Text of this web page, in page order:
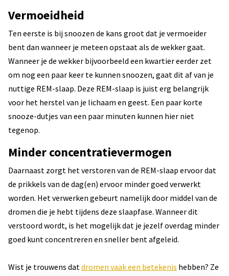
Vermoeidheid
Ten eerste is bij snoozen de kans groot dat je vermoeider
bent dan wanneer je meteen opstaat als de wekker gaat.
Wanneer je de wekker bijvoorbeeld een kwartier eerder zet
om nog een paar keer te kunnen snoozen, gaat dit af van je
nuttige REM-slaap. Deze REM-slaap is juist erg belangrijk
voor het herstel van je lichaam en geest. Een paar korte
snooze-dutjes van een paar minuten kunnen hier niet
tegenop.
Minder concentratievermogen
Daarnaast zorgt het verstoren van de REM-slaap ervoor dat
de prikkels van de dag(en) ervoor minder goed verwerkt
worden. Het verwerken gebeurt namelijk door middel van de
dromen die je hebt tijdens deze slaapfase. Wanneer dit
verstoord wordt, is het mogelijk dat je jezelf overdag minder
goed kunt concentreren en sneller bent afgeleid.
Wist je trouwens datdromen vaak een betekenis hebben? Ze